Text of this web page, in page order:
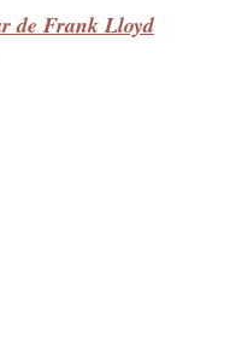
de Frank Lloyd